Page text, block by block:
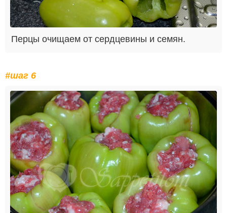
Перцы очищаем от сердцевины и семян.
#шаг 6